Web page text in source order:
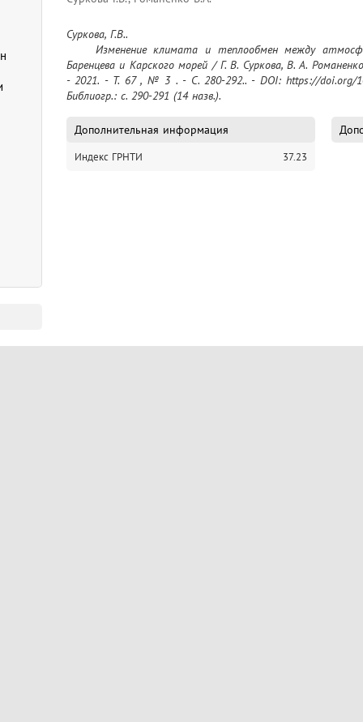
Суркова, Г.В..
Баренцева и Карского морей / Г. В. Суркова, В. А.
- 2021. - Т. 67 , № 3 . - C. 280-292.. - DOI: https://doi.org/
Библиогр.: с. 290-291 (14 назв.).
Дополнительная информация
Индекс ГРНТИ 37.23